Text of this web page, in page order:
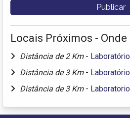
Locais Próximos - Onde
Distância de 2 Km -
Distância de 3 Km -
Distância de 3 Km -